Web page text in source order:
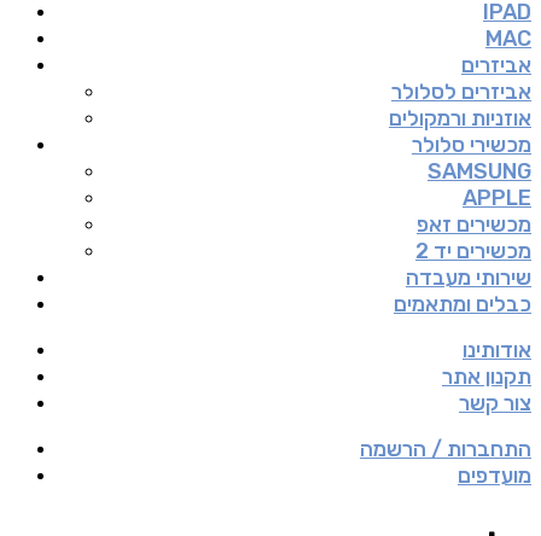
IPAD
MAC
אביזרים
אביזרים לסלולר
אוזניות ורמקולים
מכשירי סלולר
SAMSUNG
APPLE
מכשירים זאפ
מכשירים יד 2
שירותי מעבדה
כבלים ומתאמים
אודותינו
תקנון אתר
צור קשר
התחברות / הרשמה
מועדפים